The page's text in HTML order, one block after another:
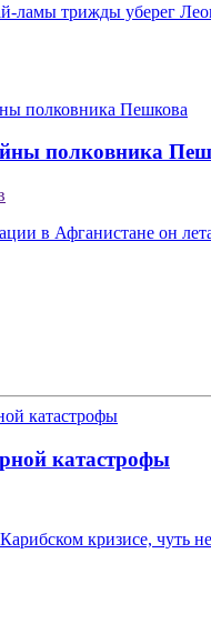
ламы трижды уберег
полковника
в Афганистане он
катастрофы
кризисе,